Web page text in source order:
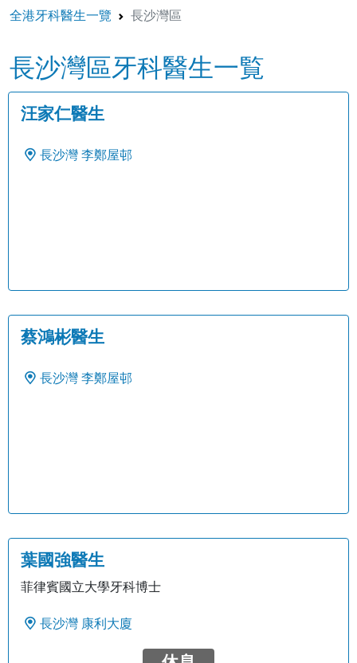
全港牙科醫生一覽 長沙灣區
長沙灣區牙科醫生一覧
汪家仁醫生
長沙灣 李鄭屋邨
蔡鴻彬醫生
長沙灣 李鄭屋邨
葉國強醫生
菲律賓國立大學牙科博士
長沙灣 康利大廈